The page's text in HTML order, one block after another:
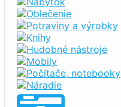
Oblečenie
Potraviny a výrobky
Knihy
Hudobné nástroje
Mobily
Počítače, notebooky
Náradie